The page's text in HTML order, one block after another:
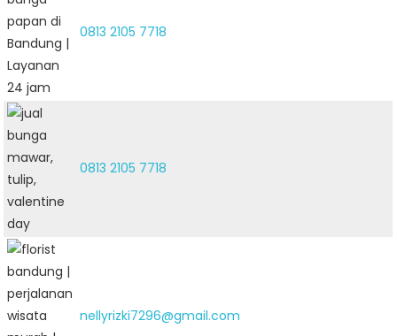
0813 2105 7718
0813 2105 7718
nellyrizki7296@gmail.com